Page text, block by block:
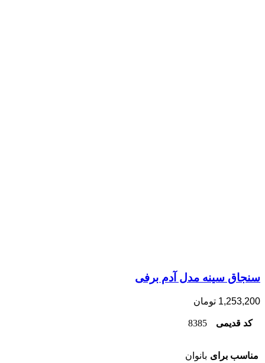
سنجاق سینه مدل آدم برفی
1,253,200 تومان
کد قدیمی 8385
مناسب برای بانوان